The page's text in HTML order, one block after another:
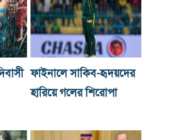
ফাইনালে সাকিব-হৃদয়দের
হারিয়ে গলের শিরোপা